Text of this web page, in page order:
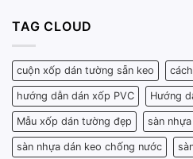
TAG CLOUD
cuộn xốp dán tường sẵn keo
hướng dẫn dán xốp PVC Hướng
Mẫu xốp dán tường đẹp sàn
sàn nhựa dán keo chống nước